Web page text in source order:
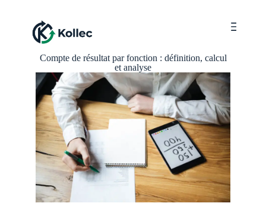
Compte de résultat par fonction : définition, calcul
et analyse